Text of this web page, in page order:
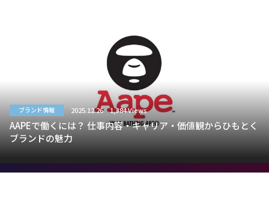
ブランド情報 2025.12.26 1,384 Views
AAPEで働くには？ 仕事内容・キャリア・価値観からひもとく
ブランドの魅力